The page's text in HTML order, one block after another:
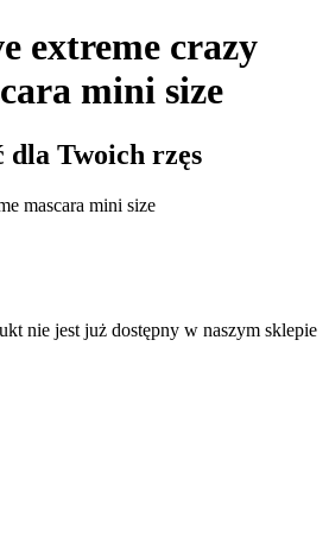
extreme crazy
mini size
dla Twoich rzęs
mascara mini size
nie jest już dostępny w naszym sklepie